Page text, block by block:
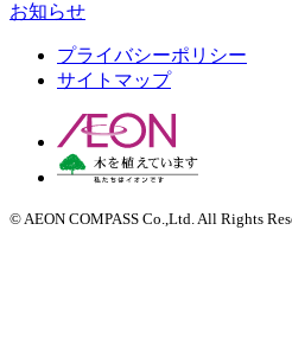
お知らせ
プライバシーポリシー
サイトマップ
© AEON COMPASS Co.,Ltd. All Rights